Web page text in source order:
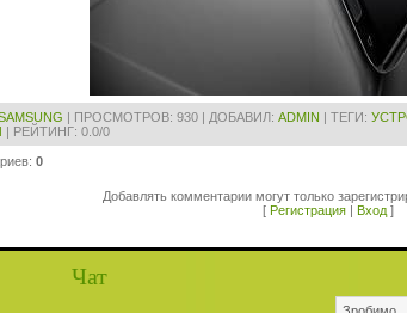
| ПРОСМОТРОВ: 930 | ДОБАВИЛ: ADMIN | ТЕГИ:
| РЕЙТИНГ: 0.0/0
: 0
Добавлять комментарии могут только
[ Регистрация | Вход ]
Чат